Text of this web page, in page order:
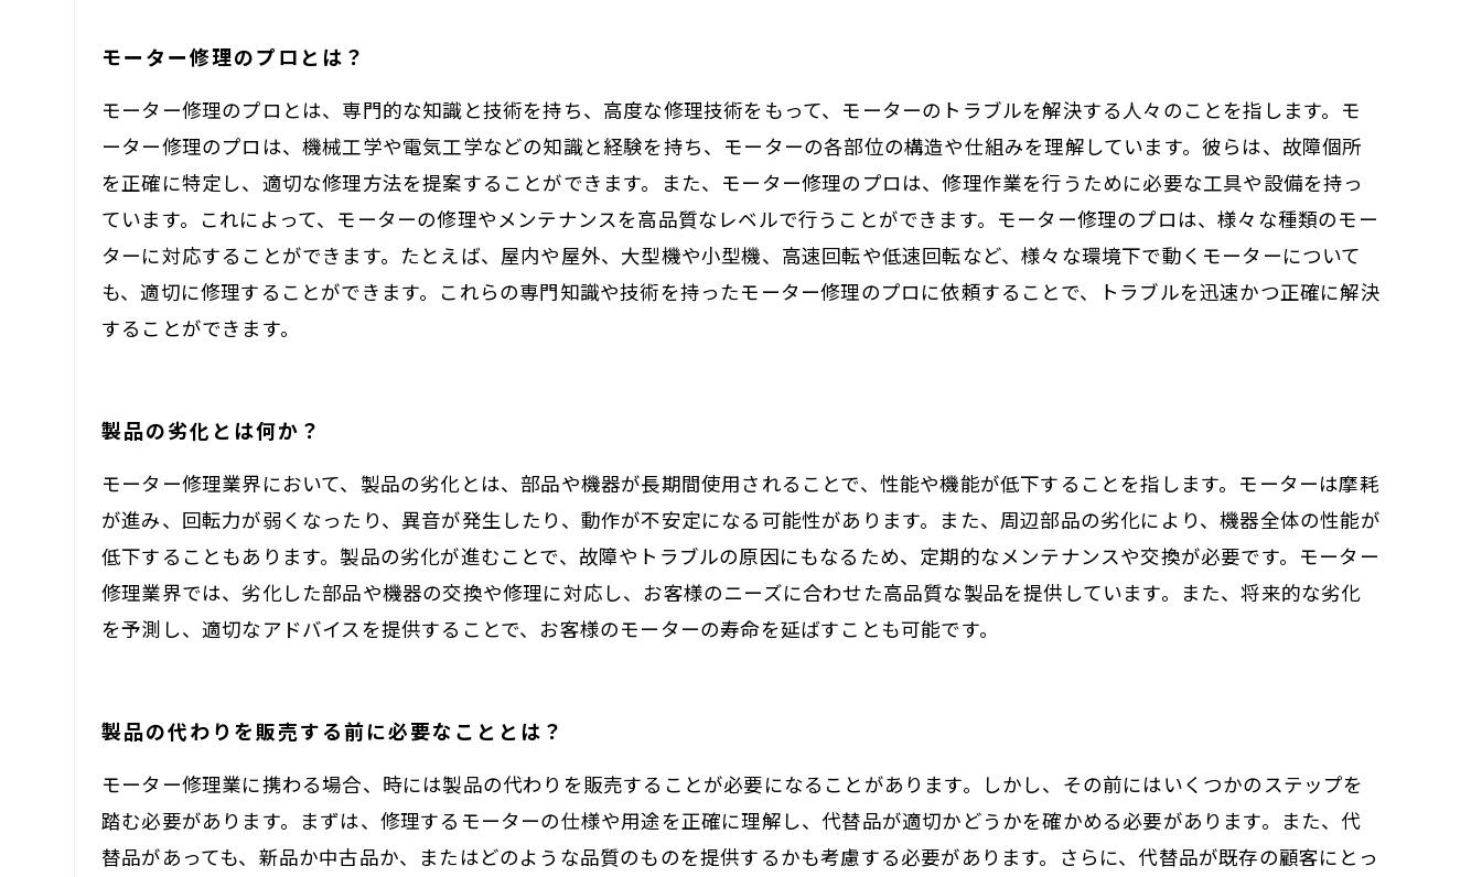
モーター修理のプロとは？
モーター修理のプロとは、専門的な知識と技術を持ち、高度な修理技術をもって、モーターのトラブルを解決する人々のことを指します。モ
ーター修理のプロは、機械工学や電気工学などの知識と経験を持ち、モーターの各部位の構造や仕組みを理解しています。彼らは、故障個所
を正確に特定し、適切な修理方法を提案することができます。また、モーター修理のプロは、修理作業を行うために必要な工具や設備を持っ
ています。これによって、モーターの修理やメンテナンスを高品質なレベルで行うことができます。モーター修理のプロは、様々な種類のモー
ターに対応することができます。たとえば、屋内や屋外、大型機や小型機、高速回転や低速回転など、様々な環境下で動くモーターについて
も、適切に修理することができます。これらの専門知識や技術を持ったモーター修理のプロに依頼することで、トラブルを迅速かつ正確に解決
することができます。
製品の劣化とは何か？
モーター修理業界において、製品の劣化とは、部品や機器が長期間使用されることで、性能や機能が低下することを指します。モーターは摩耗
が進み、回転力が弱くなったり、異音が発生したり、動作が不安定になる可能性があります。また、周辺部品の劣化により、機器全体の性能が
低下することもあります。製品の劣化が進むことで、故障やトラブルの原因にもなるため、定期的なメンテナンスや交換が必要です。モーター
修理業界では、劣化した部品や機器の交換や修理に対応し、お客様のニーズに合わせた高品質な製品を提供しています。また、将来的な劣化
を予測し、適切なアドバイスを提供することで、お客様のモーターの寿命を延ばすことも可能です。
製品の代わりを販売する前に必要なこととは？
モーター修理業に携わる場合、時には製品の代わりを販売することが必要になることがあります。しかし、その前にはいくつかのステップを
踏む必要があります。まずは、修理するモーターの仕様や用途を正確に理解し、代替品が適切かどうかを確かめる必要があります。また、代
替品があっても、新品か中古品か、またはどのような品質のものを提供するかも考慮する必要があります。さらに、代替品が既存の顧客にとっ